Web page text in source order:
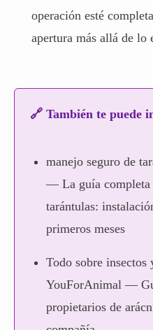
operación esté
apertura más allá de lo
🔗 También te puede
manejo seguro de
— La guía completa
tarántulas:
primeros meses
Todo sobre insectos
YouForAnimal —
propietarios de